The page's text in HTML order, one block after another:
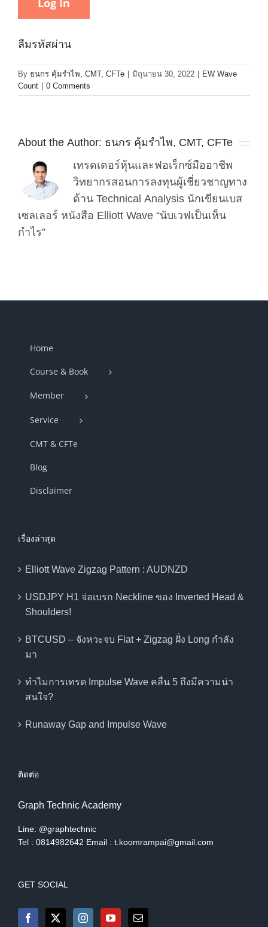
ลืมรหัสผ่าน
By ธนกร คุ้มรำไพ, CMT, CFTe มิถุนายน 30, 2022
EW Wave
Count
0 Comments
About the Author: ธนกร คุ้มรำไพ, CMT, CFTe
เทรดเดอร์หุ้นและฟอเร็กซ์มืออาชีพ
วิทยากรสอนการลงทุนผู้เชี่ยวชาญทาง
ด้าน Technical Analysis นักเขียนเบส
เซลเลอร์ หนังสือ Elliott Wave “นับเวฟเป็นเห็น
กำไร”
Home
Course & Book
Member
Service
CMT & CFTe
Blog
Disclaimer
เรื่องล่าสุด
Elliott Wave Zigzag Pattern : AUDNZD
USDJPY H1 จ่อเบรก Neckline ของ Inverted Head &
Shoulders!
BTCUSD – จังหวะจบ Flat + Zigzag ฝั่ง Long กำลัง
มา
ทำไมการเทรด Impulse Wave คลื่น 5 ถึงมีความน่า
สนใจ?
Runaway Gap and Impulse Wave
ติดต่อ
Graph Technic Academy
Line: @graphtechnic
Tel : 0814982642 Email : t.koomrampai@gmail.com
GET SOCIAL